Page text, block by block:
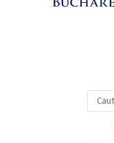
Caută
după: